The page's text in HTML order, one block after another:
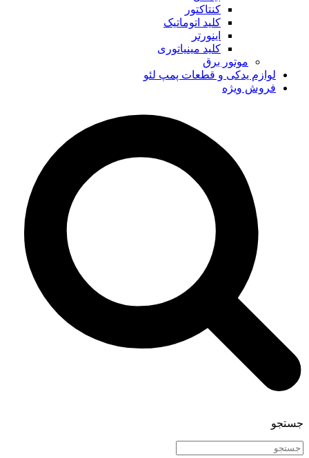
کنتاکتور
کلید اتوماتیک
اینورتر
کلید مینیاتوری
موتور برق
لوازم یدکی و قطعات پمپ لئو
فروش ویژه
جستجو